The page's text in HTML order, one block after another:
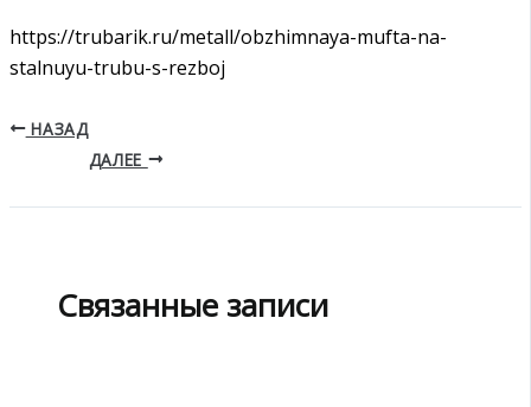
https://trubarik.ru/metall/obzhimnaya-mufta-na-
stalnuyu-trubu-s-rezboj
НАЗАД
ДАЛЕЕ
Связанные записи